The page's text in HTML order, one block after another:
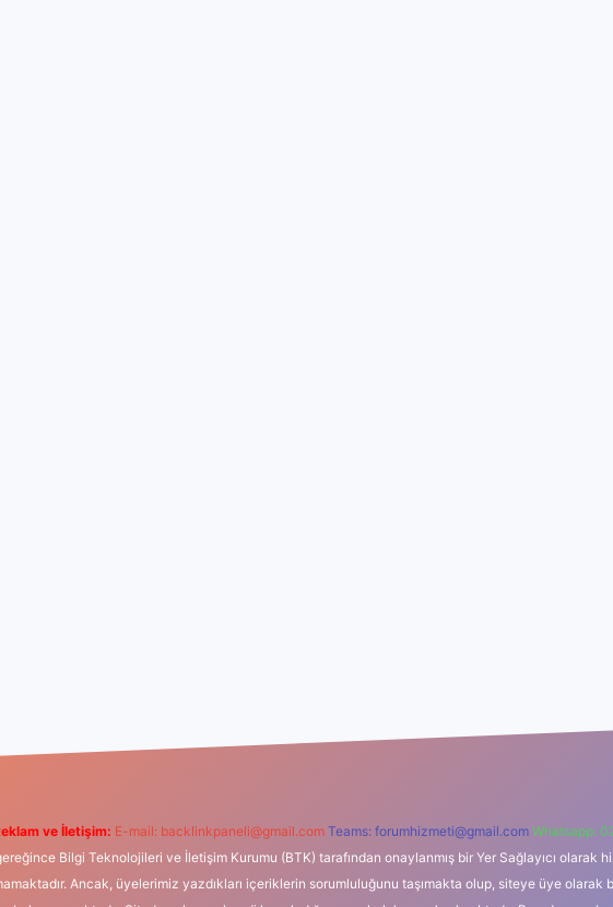
ve İletişim: E-mail: backlinkpaneli@gmail.com Teams: forumhizmeti@gmail.com Whatsapp:
Bilgi Teknolojileri ve İletişim Kurumu (BTK) tarafından onaylanmış bir Yer Sağlayıcı
Ancak, üyelerimiz yazdıkları içeriklerin sorumluluğunu taşımakta olup, siteye üye olarak